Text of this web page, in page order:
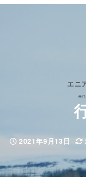
エニ
投稿日
2021年9月13日
更